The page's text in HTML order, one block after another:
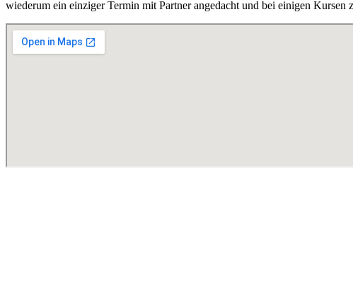
wiederum ein einziger Termin mit Partner angedacht und bei einigen